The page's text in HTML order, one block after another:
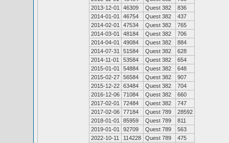
2013-12-01
46309 Quest 382
836
2014-01-01
46754 Quest 382
437
2014-02-01
47534 Quest 382
765
2014-03-01
48184 Quest 382
706
2014-04-01
49084 Quest 382
884
2014-07-31
51584 Quest 382
628
2014-11-01
53584 Quest 382
654
2015-01-01
54884 Quest 382
648
2015-02-27 56584 Quest 382
907
2015-12-22 63484 Quest 382
704
2016-12-06 71084 Quest 382
660
2017-02-01
72484 Quest 382
747
2017-02-06 77184 Quest 789
28592
2018-01-01
85959 Quest 789
811
2019-01-01
92709 Quest 789
563
2022-10-11
114228 Quest 789
475